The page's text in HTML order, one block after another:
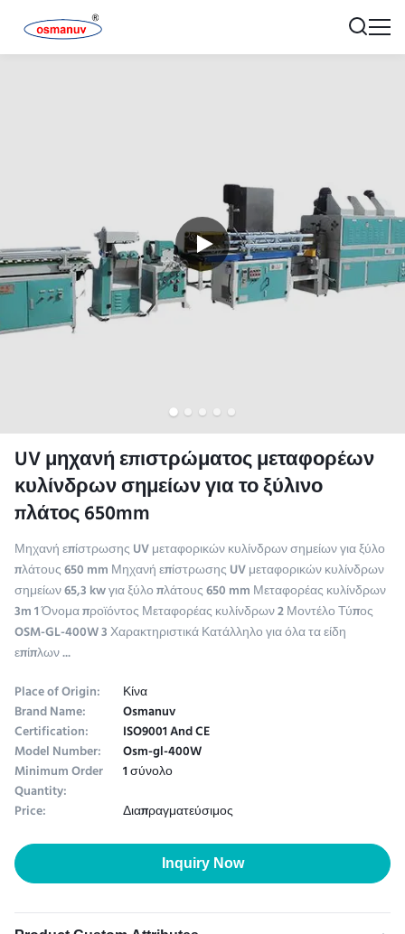
UV μηχανή επιστρώματος μεταφορέων
κυλίνδρων σημείων για το ξύλινο
πλάτος 650mm
Μηχανή επίστρωσης UV μεταφορικών κυλίνδρων σημείων για ξύλο
πλάτους 650 mm Μηχανή επίστρωσης UV μεταφορικών κυλίνδρων
σημείων 65,3 kw για ξύλο πλάτους 650 mm Μεταφορέας κυλίνδρων
3m 1 Όνομα προϊόντος Μεταφορέας κυλίνδρων 2 Μοντέλο Τύπος
OSM-GL-400W 3 Χαρακτηριστικά Κατάλληλο για όλα τα είδη
επίπλων ...
Place of Origin:
Κίνα
Brand Name: Osmanuv
Certification: ISO9001 And CE
Model Number: Osm-gl-400W
Minimum Order
Quantity:
1 σύνολο
Price:
Διαπραγματεύσιμος
Inquiry Now